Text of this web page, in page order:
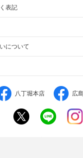
表記
について
八丁堀本店 広